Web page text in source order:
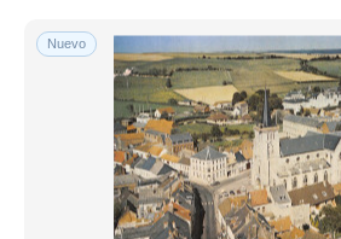
Aplicar
Nuevo